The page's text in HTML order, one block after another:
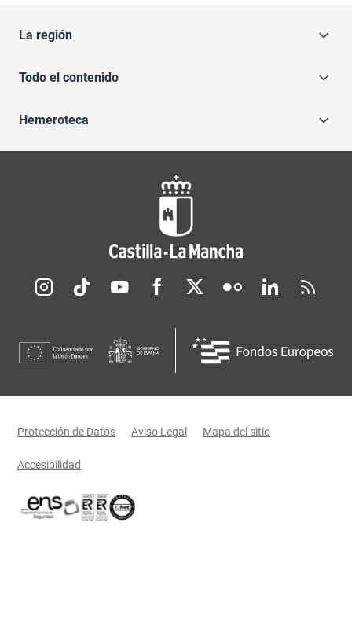
La región
Todo el contenido
Hemeroteca
Redes sociales JCCM
Menú legal
Protección de Datos Aviso Legal Mapa del sitio
Accesibilidad